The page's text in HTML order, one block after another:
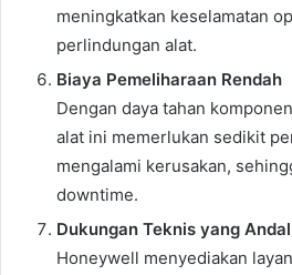
meningkatkan keselamatan
perlindungan alat.
Biaya Pemeliharaan Rendah
Dengan daya tahan
alat ini memerlukan sedikit
mengalami kerusakan,
downtime.
Dukungan Teknis yang Andal
Honeywell menyediakan